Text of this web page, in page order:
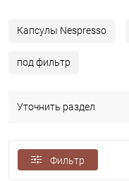
Капсулы Nespresso
под фильтр
Уточнить раздел
Фильтр